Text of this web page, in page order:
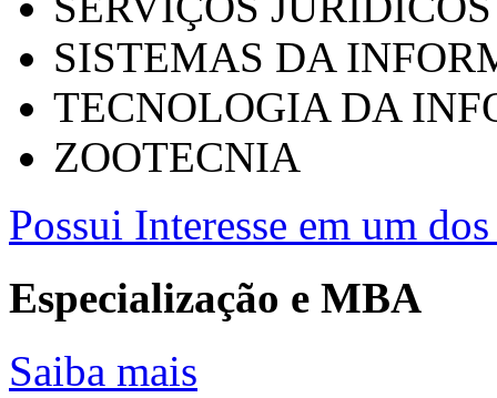
SISTEMAS DA
TECNOLOGIA DA
ZOOTECNIA
Possui Interesse em um
Especialização e MBA
Saiba mais